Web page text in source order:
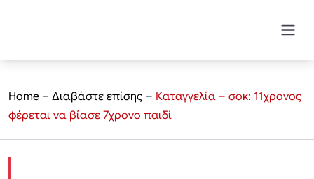
Home – Διαβάστε επίσης – Καταγγελία – σοκ: 11χρονος
φέρεται να βίασε 7χρονο παιδί